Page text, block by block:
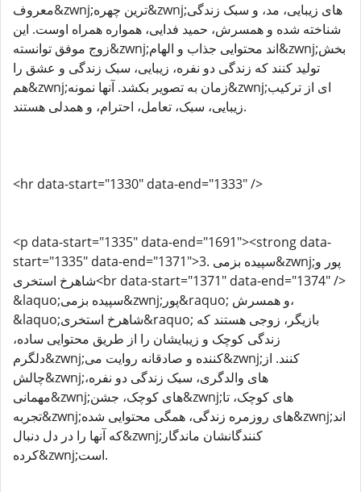
معروف&zwnj;ترین چهره&zwnj;های زیبایی، مد، و سبک زندگی
شناخته شده و همسرش، حمید فدایی، همواره همراه اوست. این
زوج موفق توانسته&zwnj;اند محتوایی جذاب و الهام&zwnj;بخش
تولید کنند که زندگی دو نفره، زیبایی، سبک زندگی و عشق را
هم&zwnj;زمان به تصویر بکشد. آنها نمونه&zwnj;ای از ترکیب
زیبایی، سبک، تعامل، احترام، و همدلی هستند.
<hr data-start="1330" data-end="1333" />
<p data-start="1335" data-end="1691"><strong data-
start="1335" data-end="1371">3. سپیده بزمی&zwnj;پور و
شاهرخ استخری<br data-start="1371" data-end="1374" />
&laquo;سپیده بزمی&zwnj;پور&raquo; و همسرش،
&laquo;شاهرخ استخری&raquo; بازیگر، زوجی هستند که
زندگی کوچک و زیبایشان را از طریق محتوایی ساده،
دلگرم&zwnj;کننده و صادقانه روایت می&zwnj;کنند. از
چالش&zwnj;های والدگری، سبک زندگی دو نفره،
مهمانی&zwnj;های کوچک، جشن&zwnj;های کوچک، تا
تجربه&zwnj;های روزمره زندگی، همگی محتوایی شده&zwnj;اند
که آنها را در دل دنبال&zwnj;کنندگانشان ماندگار
کرده&zwnj;است.